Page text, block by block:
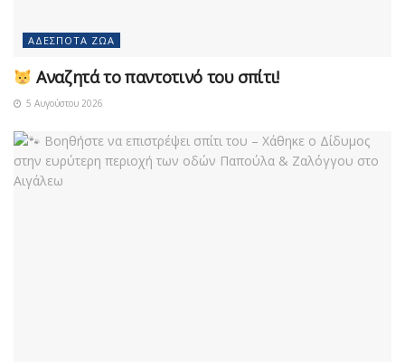
ΑΔΈΣΠΟΤΑ ΖΏΑ
Αναζητά το παντοτινό του σπίτι!
5 Αυγούστου 2026